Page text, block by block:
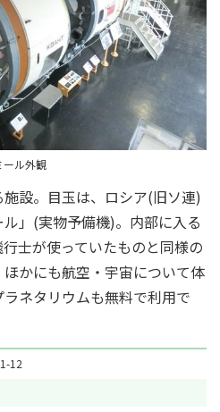
ール外観
設。目玉は、ロシア(旧ソ連)
」(実物予備機)。内部に入る
士が使っていたものと同様の
かにも航空・宇宙について体
ネタリウムも無料で利用で
12